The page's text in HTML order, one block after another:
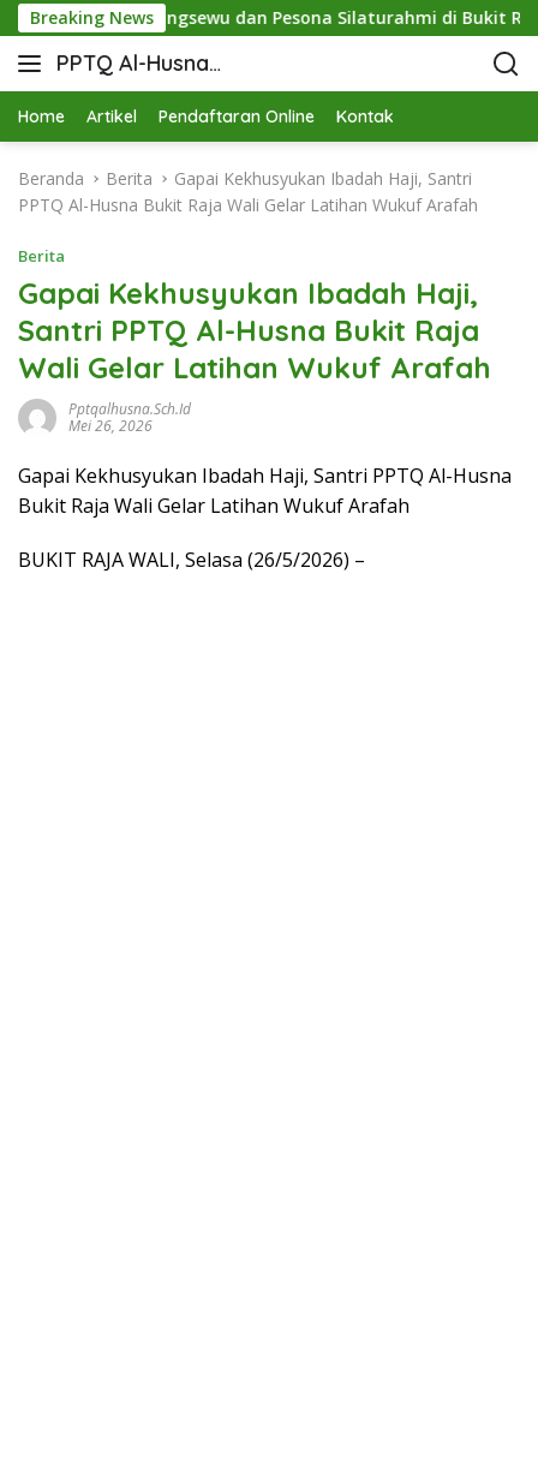
Breaking News
STIT Pringsewu dan Pesona Silaturahmi di Bukit Raja
PPTQ Al-Husna
Bukit Raja Wali
Home Artikel Pendaftaran Online Kontak
Beranda Berita
Gapai Kekhusyukan Ibadah Haji, Santri
PPTQ Al-Husna Bukit Raja Wali Gelar Latihan Wukuf Arafah
Berita
Gapai Kekhusyukan Ibadah Haji,
Santri PPTQ Al-Husna Bukit Raja
Wali Gelar Latihan Wukuf Arafah
Pptqalhusna.sch.id
Mei 26, 2026
Gapai Kekhusyukan Ibadah Haji, Santri PPTQ Al-Husna
Bukit Raja Wali Gelar Latihan Wukuf Arafah
BUKIT RAJA WALI, Selasa (26/5/2026) –